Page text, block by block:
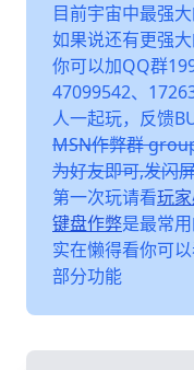
目前宇宙中最强
如果说还有更强
你可以加QQ群
47099542、
人一起玩，反馈
MSN作弊群
为好友即可,发闪
第一次玩请看玩
键盘作弊是最常
实在懒得看你可
部分功能